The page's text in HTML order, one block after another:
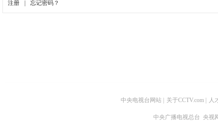
中央电视台网站 关于CCTV.com 人
中央广播电视总台 央视